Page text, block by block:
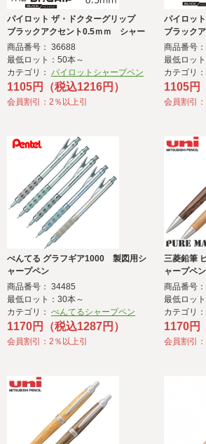
パイロット ザ・ドクターグリップ
ブラックアクセント0.5ｍｍ シャー
プペンシル
商品番号： 36688
最低ロット：50本～
カテゴリ： パイロットシャープペン
1105円（税込1216円）
会員割引：2％以上引
パイロッ
ブラック
プペンシル
商品番号
最低ロッ
カテゴリ：
1105円
会員割引
ぺんてる グラフギア1000 製図用シ
ャープペン
商品番号： 34485
最低ロット：30本～
カテゴリ： ぺんてるシャープペン
1170円（税込1287円）
会員割引：2％以上引
三菱鉛筆
ャープペン
商品番号
最低ロッ
カテゴリ：
1170円
会員割引